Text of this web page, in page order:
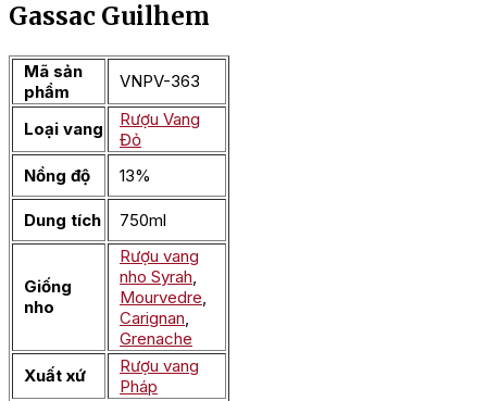
Gassac Guilhem
Mã sản
phẩm
VNPV-363
Loại vang
Rượu Vang
Đỏ
Nồng độ
13%
Dung tích 750ml
Giống
nho
Rượu vang
nho Syrah
Mourvedre
Carignan
Grenache
Xuất xứ
Rượu vang
Pháp